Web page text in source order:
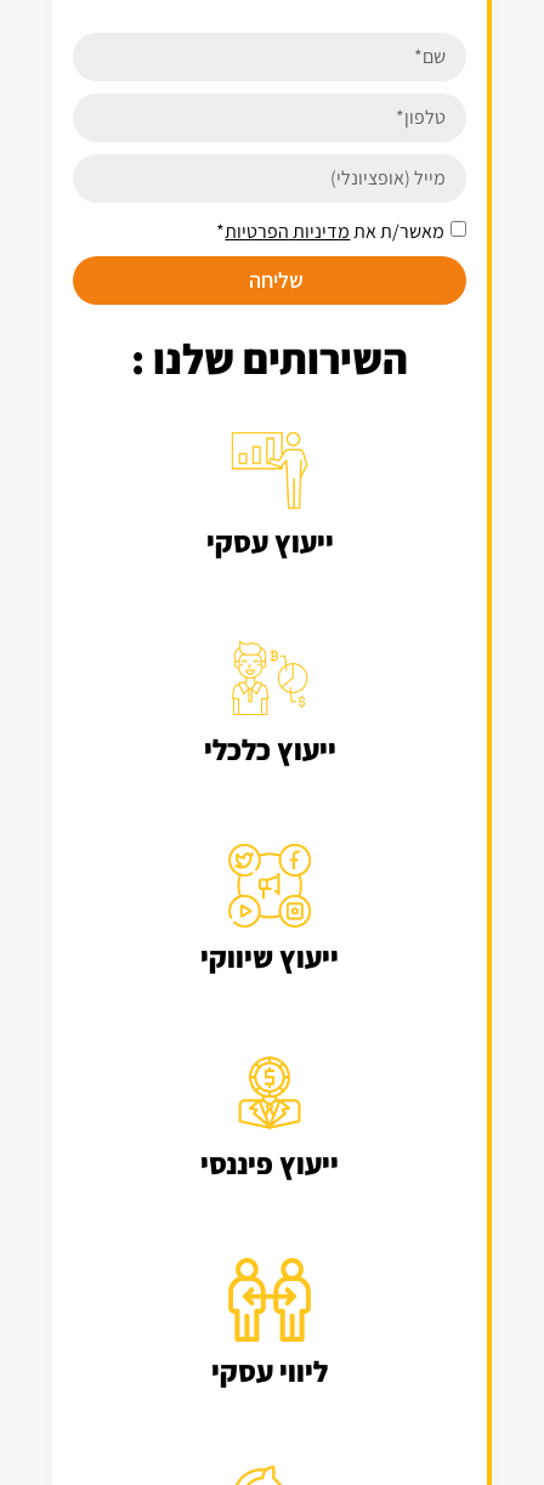
מאשר/ת אתמדיניות הפרטיות*
שליחה
השירותים שלנו :
ייעוץ עסקי
ייעוץ כלכלי
ייעוץ שיווקי
ייעוץ פיננסי
ליווי עסקי